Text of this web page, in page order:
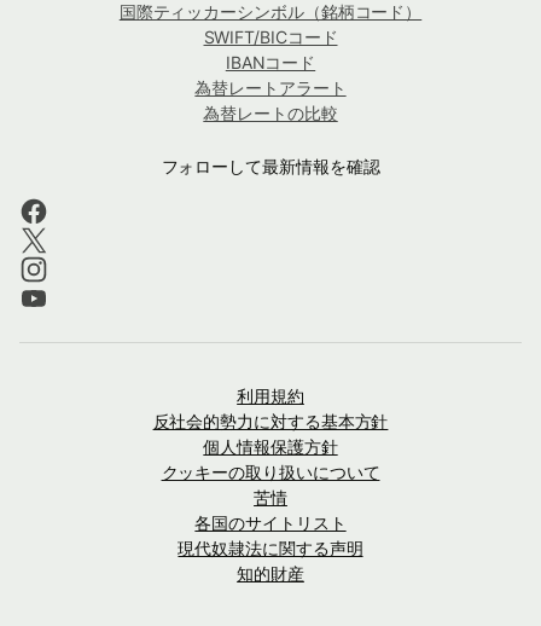
国際ティッカーシンボル（銘柄コード）
SWIFT/BICコード
IBANコード
為替レートアラート
為替レートの比較
フォローして最新情報を確認
利用規約
反社会的勢力に対する基本方針
個人情報保護方針
クッキーの取り扱いについて
苦情
各国のサイトリスト
現代奴隷法に関する声明
知的財産